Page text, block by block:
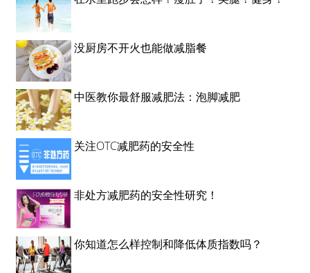
没厨房不开火也能做减脂餐
中医教你最舒服减肥法：泡脚减肥
关注OTC减肥药的安全性
非处方减肥药的安全性研究！
你知道怎么样控制和降低体质指数吗？